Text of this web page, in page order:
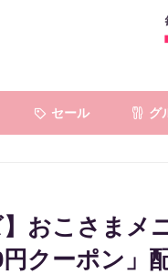
セール グ
】おこさまメ
クーポン」